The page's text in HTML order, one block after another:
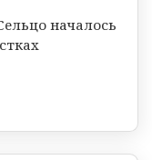
началось